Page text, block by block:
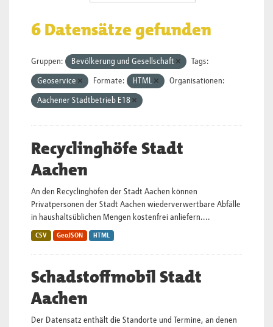
6 Datensätze gefunden
Gruppen: Bevölkerung und Gesellschaft Tags:
Geoservice Formate: HTML Organisationen:
Aachener Stadtbetrieb E18
Recyclinghöfe Stadt
Aachen
An den Recyclinghöfen der Stadt Aachen können
Privatpersonen der Stadt Aachen wiederverwertbare Abfälle
in haushaltsüblichen Mengen kostenfrei anliefern....
CSV GeoJSON HTML
Schadstoffmobil Stadt
Aachen
Der Datensatz enthält die Standorte und Termine, an denen